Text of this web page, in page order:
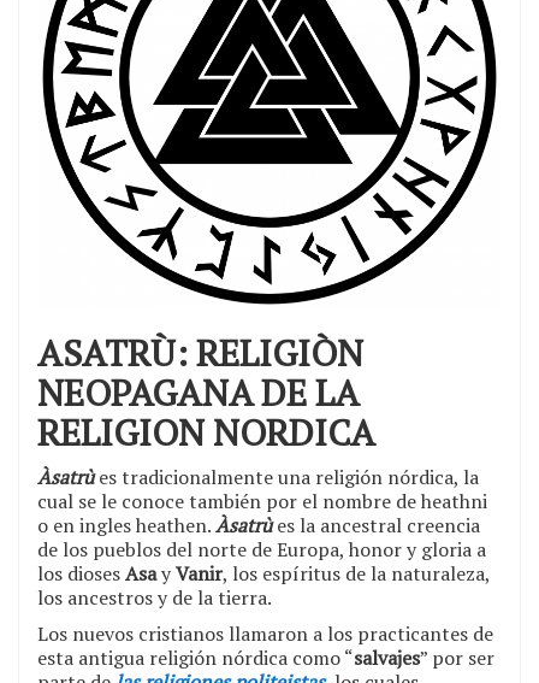
ASATRÙ: RELIGIÒN
NEOPAGANA DE LA
RELIGION NORDICA
Àsatrùes tradicionalmente una religión nórdica, la
cual se le conoce también por el nombre de heathni
o en ingles heathen.Àsatrùes la ancestral creencia
de los pueblos del norte de Europa, honor y gloria a
los diosesAsayVanir, los espíritus de la naturaleza,
los ancestros y de la tierra.
Los nuevos cristianos llamaron a los practicantes de
esta antigua religión nórdica como “salvajes” por ser